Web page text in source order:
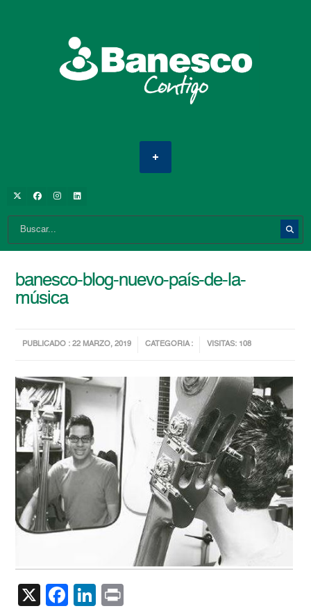
banesco-blog-nuevo-país-de-la-
música
PUBLICADO : 22 MARZO, 2019 CATEGORIA : VISITAS: 108
X Facebook
LinkedIn